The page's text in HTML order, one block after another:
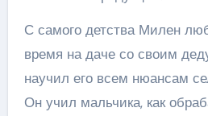
С самого детства Милен
время на даче со своим
научил его всем нюансам
Он учил мальчика, как